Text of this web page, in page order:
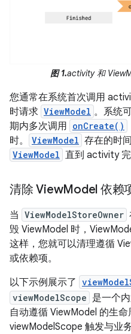
图 1.activity 和
您通常在系统首次调用
时请求 ViewModel 。系统
期内多次调用 onCreate()
时。
ViewModel 存在的时
ViewModel 直到 activity 完
清除 ViewModel 依赖
当 ViewModelStoreOwner
毁 ViewModel 时，
这样，您就可以清理遵循
或依赖项。
以下示例展示了
viewModelScope 是一个
自动遵循 ViewModel 的生
viewModelScope 触发与业